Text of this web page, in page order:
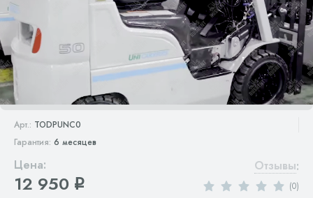
Арт.: TODPUNC0
Гарантия: 6 месяцев
Цена:
12 950 q
Отзывы:
(0)